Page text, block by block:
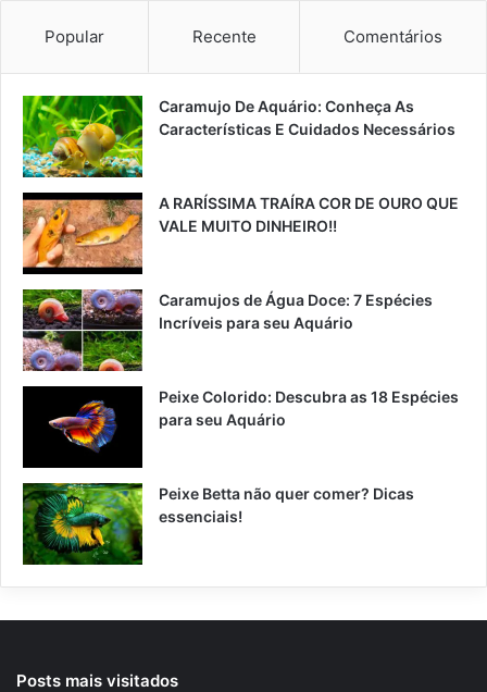
Popular Recente Comentários
Caramujo De Aquário: Conheça As
Características E Cuidados Necessários
A RARÍSSIMA TRAÍRA COR DE OURO QUE
VALE MUITO DINHEIRO!!
Caramujos de Água Doce: 7 Espécies
Incríveis para seu Aquário
Peixe Colorido: Descubra as 18 Espécies
para seu Aquário
Peixe Betta não quer comer? Dicas
essenciais!
Posts mais visitados